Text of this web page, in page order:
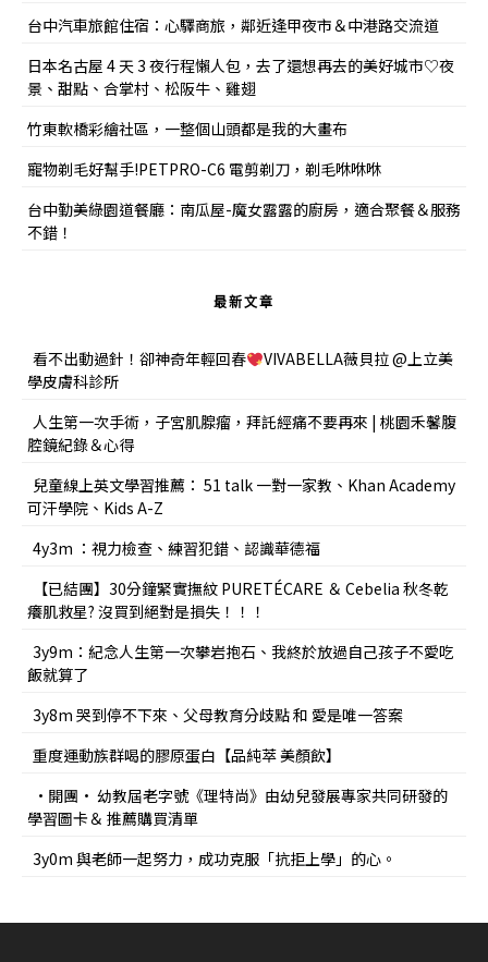
台中汽車旅館住宿：心驛商旅，鄰近逢甲夜市＆中港路交流道
日本名古屋 4 天 3 夜行程懶人包，去了還想再去的美好城市♡夜
景、甜點、合掌村、松阪牛、雞翅
竹東軟橋彩繪社區，一整個山頭都是我的大畫布
寵物剃毛好幫手!PETPRO-C6 電剪剃刀，剃毛咻咻咻
台中勤美綠園道餐廳：南瓜屋-魔女露露的廚房，適合聚餐＆服務
不錯！
最新文章
看不出動過針！卻神奇年輕回春
VIVABELLA薇貝拉 @上立美
學皮膚科診所
人生第一次手術，子宮肌腺瘤，拜託經痛不要再來 | 桃園禾馨腹
腔鏡紀錄＆心得
兒童線上英文學習推薦： 51 talk 一對一家教、Khan Academy
可汗學院、Kids A-Z
4y3m ：視力檢查、練習犯錯、認識華德福
【已結團】30分鐘緊實撫紋 PURETÉCARE ＆ Cebelia 秋冬乾
癢肌救星? 沒買到絕對是損失！！！
3y9m：紀念人生第一次攀岩抱石、我終於放過自己孩子不愛吃
飯就算了
3y8m 哭到停不下來、父母教育分歧點 和 愛是唯一答案
重度運動族群喝的膠原蛋白【品純萃 美顏飲】
•開團• 幼教屆老字號《理特尚》由幼兒發展專家共同研發的
學習圖卡＆ 推薦購買清單
3y0m 與老師一起努力，成功克服「抗拒上學」的心。